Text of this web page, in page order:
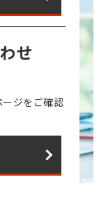
せ
ジをご確認